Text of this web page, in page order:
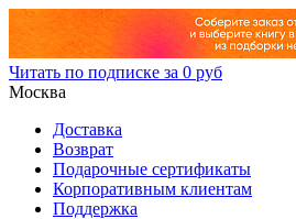
Читать по подписке за 0 руб
Москва
Доставка
Возврат
Подарочные сертификаты
Корпоративным клиентам
Поддержка